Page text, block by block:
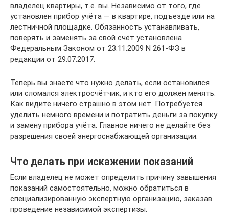
владелец квартиры, т.е. вы. Независимо от того, где
установлен прибор учёта — в квартире, подъезде или на
лестничной площадке. Обязанность устанавливать,
поверять и заменять за свой счёт установлена
Федеральным Законом от 23.11.2009 N 261-ФЗ в
редакции от 29.07.2017.
Теперь вы знаете что нужно делать, если остановился
или сломался электросчётчик, и кто его должен менять.
Как видите ничего страшно в этом нет. Потребуется
уделить немного времени и потратить деньги за покупку
и замену прибора учёта. Главное ничего не делайте без
разрешения своей энергоснабжающей организации.
Что делать при искажении показаний
Если владелец не может определить причину завышения
показаний самостоятельно, можно обратиться в
специализированную экспертную организацию, заказав
проведение независимой экспертизы.